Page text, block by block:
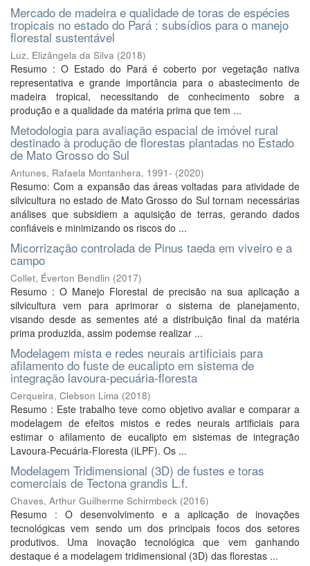
Mercado de madeira e qualidade de toras de espécies
tropicais no estado do Pará : subsídios para o manejo
florestal sustentável
Luz, Elizângela da Silva (2018)
Resumo : O Estado do Pará é coberto por vegetação nativa
representativa e grande importância para o abastecimento de
madeira tropical, necessitando de conhecimento sobre a
produção e a qualidade da matéria prima que tem ...
Metodologia para avaliação espacial de imóvel rural
destinado à produção de florestas plantadas no Estado
de Mato Grosso do Sul
Antunes, Rafaela Montanhera, 1991- (2020)
Resumo: Com a expansão das áreas voltadas para atividade de
silvicultura no estado de Mato Grosso do Sul tornam necessárias
análises que subsidiem a aquisição de terras, gerando dados
confiáveis e minimizando os riscos do ...
Micorrização controlada de Pinus taeda em viveiro e a
campo
Collet, Éverton Bendlin (2017)
Resumo : O Manejo Florestal de precisão na sua aplicação a
silvicultura vem para aprimorar o sistema de planejamento,
visando desde as sementes até a distribuição final da matéria
prima produzida, assim podem­se realizar ...
Modelagem mista e redes neurais artificiais para
afilamento do fuste de eucalipto em sistema de
integração lavoura-pecuária-floresta
Cerqueira, Clebson Lima (2018)
Resumo : Este trabalho teve como objetivo avaliar e comparar a
modelagem de efeitos mistos e redes neurais artificiais para
estimar o afilamento de eucalipto em sistemas de integração
Lavoura-Pecuária-Floresta (iLPF). Os ...
Modelagem Tridimensional (3D) de fustes e toras
comerciais de Tectona grandis L.f.
Chaves, Arthur Guilherme Schirmbeck (2016)
Resumo : O desenvolvimento e a aplicação de inovações
tecnológicas vem sendo um dos principais focos dos setores
produtivos. Uma inovação tecnológica que vem ganhando
destaque é a modelagem tridimensional (3D) das florestas ...